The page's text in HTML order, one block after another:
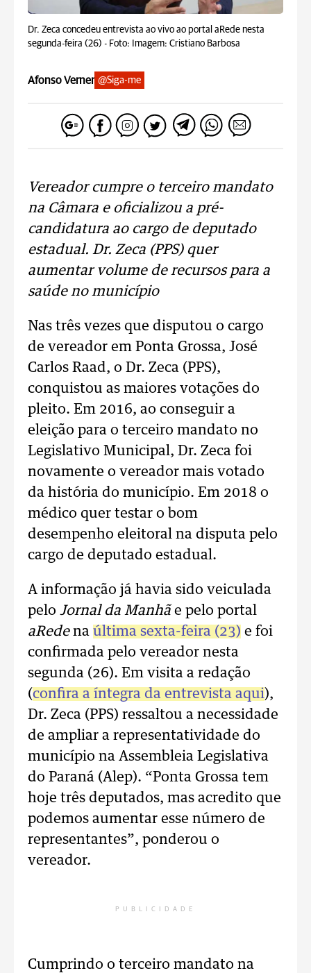
Dr. Zeca concedeu entrevista ao vivo ao portal aRede nesta
segunda-feira (26) - Foto: Imagem: Cristiano Barbosa
Afonso Verner @Siga-me
Vereador cumpre o terceiro mandato
na Câmara e oficializou a pré-
candidatura ao cargo de deputado
estadual. Dr. Zeca (PPS) quer
aumentar volume de recursos para a
saúde no município
Nas três vezes que disputou o cargo
de vereador em Ponta Grossa, José
Carlos Raad, o Dr. Zeca (PPS),
conquistou as maiores votações do
pleito. Em 2016, ao conseguir a
eleição para o terceiro mandato no
Legislativo Municipal, Dr. Zeca foi
novamente o vereador mais votado
da história do município. Em 2018 o
médico quer testar o bom
desempenho eleitoral na disputa pelo
cargo de deputado estadual.
A informação já havia sido veiculada
pelo Jornal da Manhã e pelo portal
aRedena última sexta-feira (23) e foi
confirmada pelo vereador nesta
segunda (26). Em visita a redação
(confira a íntegra da entrevista aqui),
Dr. Zeca (PPS) ressaltou a necessidade
de ampliar a representatividade do
município na Assembleia Legislativa
do Paraná (Alep). “Ponta Grossa tem
hoje três deputados, mas acredito que
podemos aumentar esse número de
representantes”, ponderou o
vereador.
PUBLICIDADE
Cumprindo o terceiro mandato na